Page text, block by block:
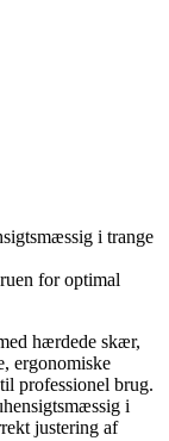
i trange
for optimal
hærdede skær,
ergonomiske
professionel brug.
i
justering af